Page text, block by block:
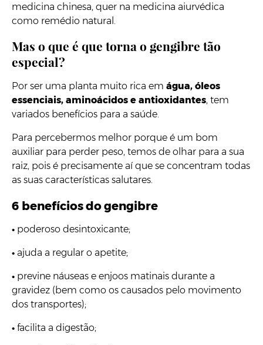
medicina chinesa, quer na medicina aiurvédica
como remédio natural.
Mas o que é que torna o gengibre tão
especial?
Por ser uma planta muito rica em água, óleos
essenciais, aminoácidos e antioxidantes, tem
variados benefícios para a saúde.
Para percebermos melhor porque é um bom
auxiliar para perder peso, temos de olhar para a sua
raiz, pois é precisamente aí que se concentram todas
as suas características salutares.
6 benefícios do gengibre
• poderoso desintoxicante;
• ajuda a regular o apetite;
• previne náuseas e enjoos matinais durante a
gravidez (bem como os causados pelo movimento
dos transportes);
• facilita a digestão;